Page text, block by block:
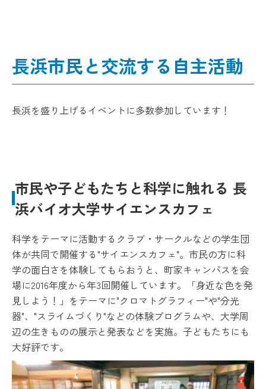
長浜市民と交流する自主活動
長浜を盛り上げるイベントに多数参加しています！
市民や子どもたちと科学に触れる 長
浜バイオ大学サイエンスカフェ
科学をテーマに活動するクラブ・サークルなどの学生団
体が共同で開催する"サイエンスカフェ"。市民の方に科
学の面白さを体験してもらおうと、町家キャンパスを会
場に2016年度から年3回開催しています。「身近な色を発
見しよう！」をテーマに"クロマトグラフィー"や"分光
器"、"スライムづくり"などの体験プログラムや、大学周
辺の生きものの展示と発表などを実施。子どもたちにも
大好評です。